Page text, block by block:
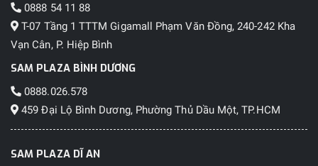
0888 54 11 88
T-07 Tầng 1 TTTM Gigamall Phạm Văn Đồng, 240-242 Kha
Vạn Cân, P. Hiệp Bình
SAM PLAZA BÌNH DƯƠNG
0888.026.578
459 Đại Lộ Bình Dương, Phường Thủ Dầu Một, TP.HCM
SAM PLAZA DĨ AN